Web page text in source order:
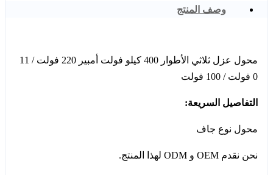
وصف المنتج
محول عزل ثلاثي الأطوار 400 كيلو فولت أمبير 220 فولت / 11
0 فولت / 100 فولت
التفاصيل السريعة:
محول نوع جاف
نحن نقدم OEM و ODM لهذا المنتج.